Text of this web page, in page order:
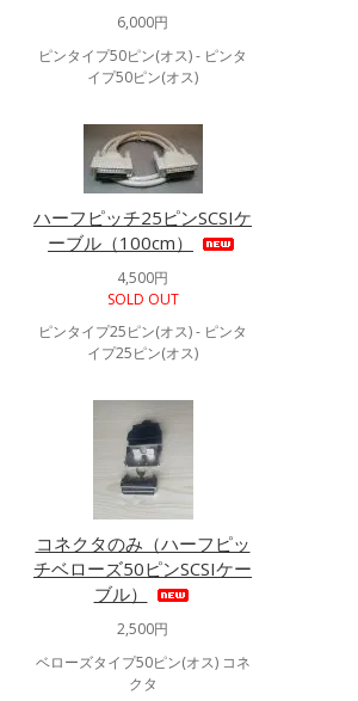
6,000円
ピンタイプ50ピン(オス) - ピンタ
イプ50ピン(オス)
ハーフピッチ25ピンSCSIケ
ーブル（100cm）
4,500円
SOLD OUT
ピンタイプ25ピン(オス) - ピンタ
イプ25ピン(オス)
コネクタのみ（ハーフピッ
チベローズ50ピンSCSIケー
ブル）
2,500円
ベローズタイプ50ピン(オス) コネ
クタ